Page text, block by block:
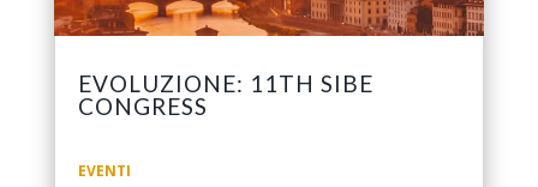
EVOLUZIONE: 11TH SIBE
CONGRESS
EVENTI